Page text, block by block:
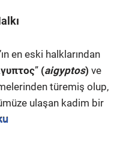
en eski halklarından
” (aigyptos) ve
türemiş olup,
ulaşan kadim bir